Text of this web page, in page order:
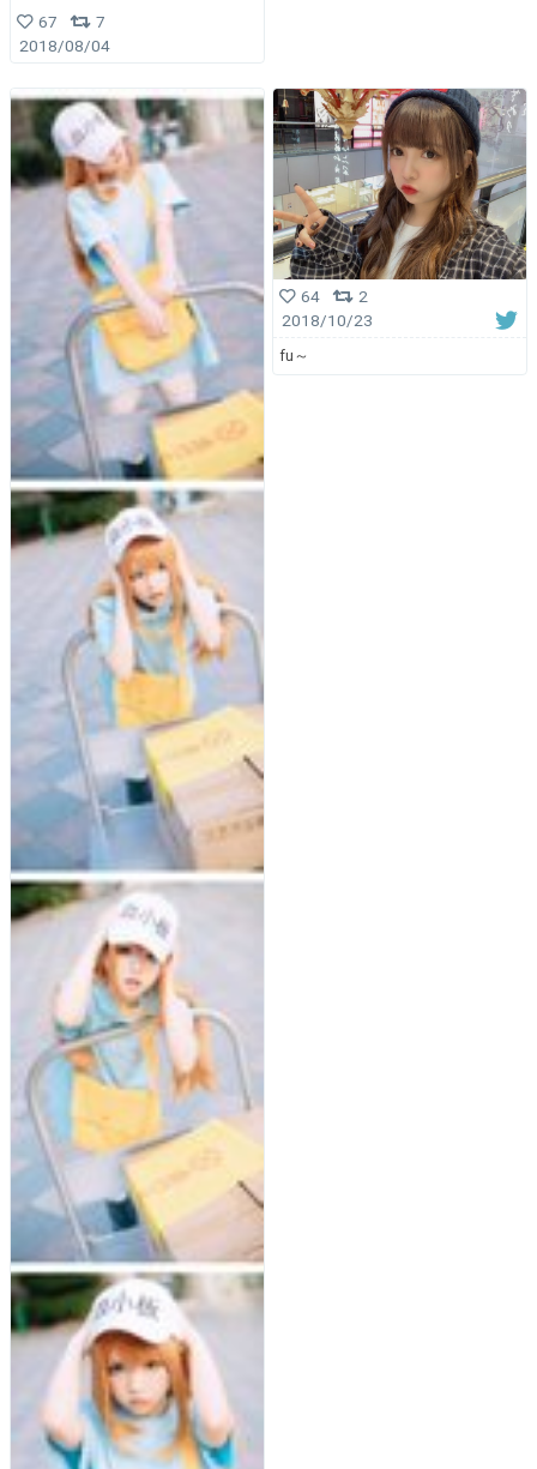
67
7
2018/08/04
64
2
2018/10/23
fu～